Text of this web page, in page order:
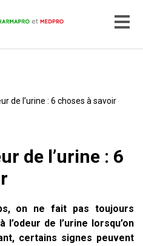
de l’urine : 6 choses à savoir
de l’urine : 6
on ne fait pas toujours
de l’urine lorsqu’on
certains signes peuvent